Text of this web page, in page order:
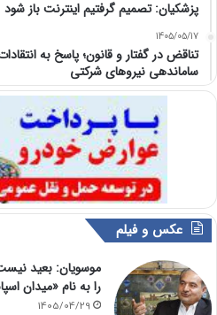
پزشکیان: تصمیم گرفتیم اینترنت باز شود
1405/05/17
تناقض در گفتار و قانون؛ پاسخ به
ساماندهی نیروهای شرکتی
عکس و فیلم
موسویان: بعید نیست
را به نام «میدان
1405/04/29